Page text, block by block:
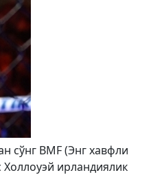
сўнг BMF (Энг хавфли
ирландиялик